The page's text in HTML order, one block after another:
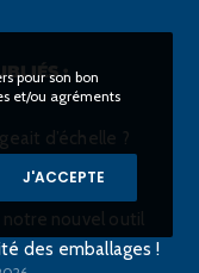
:
d’échelle ?
nouvel outil
des emballages !
pour son bon
et/ou agréments
J'ACCEPTE